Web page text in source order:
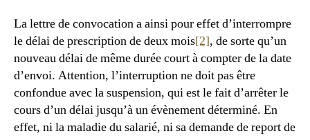
La lettre de convocation a ainsi pour effet d’interrompre
le délai de prescription de deux mois[2], de sorte qu’un
nouveau délai de même durée court à compter de la date
d’envoi. Attention, l’interruption ne doit pas être
confondue avec la suspension, qui est le fait d’arrêter le
cours d’un délai jusqu’à un évènement déterminé. En
effet, ni la maladie du salarié, ni sa demande de report de